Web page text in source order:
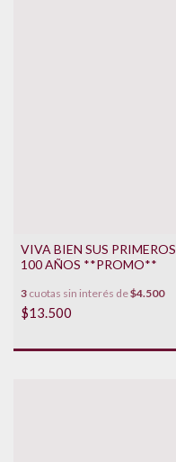
VIVA BIEN SUS PRIMEROS
100 AÑOS **PROMO**
3 cuotas sin interés de$4.500
$13.500